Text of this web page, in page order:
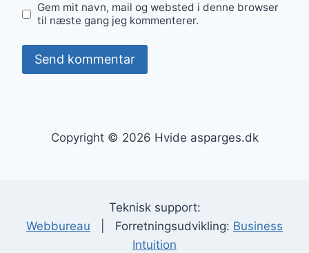
Gem mit navn, mail og websted i denne browser
til næste gang jeg kommenterer.
Copyright © 2026 Hvide asparges.dk
Teknisk support:
Webbureau | Forretningsudvikling: Business
Intuition